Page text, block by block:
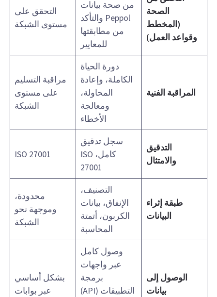
الصحة
(المخطط
وقواعد العمل)
من صحة بيانات
Peppol والتأكد
من مطابقتها
للمعايير
التحقق على
مستوى الشبكة
المراقبة الفنية
دورة الحياة
الكاملة، وإعادة
المحاولة،
ومعالجة
الأخطاء
مراقبة التسليم
على مستوى
الشبكة
التدقيق
والامتثال
سجل تدقيق
كامل، ISO
27001
ISO 27001
طبقة إثراء
البيانات
التصنيف،
الإنفاق، بيانات
الكربون، أتمتة
المحاسبة
محدودة،
وموجهة نحو
الشبكة
الوصول إلى
بيانات
وصول كامل
عبر واجهات
برمجة
التطبيقات (API)
بشكل أساسي
عبر بوابات